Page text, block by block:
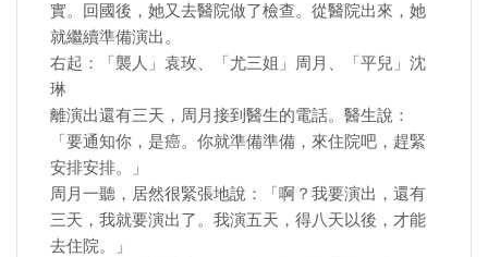
實。回國後，她又去醫院做了檢查。從醫院出來，她
就繼續準備演出。
右起：「襲人」袁玫、「尤三姐」周月、「平兒」沈
琳
​離演出還有三天，周月接到醫生的電話。醫生說：
「要通知你，是癌。你就準備準備，來住院吧，趕緊
安排安排。」
周月一聽，居然很緊張地說：「啊？我要演出，還有
三天，我就要演出了。我演五天，得八天以後，才能
去住院。」